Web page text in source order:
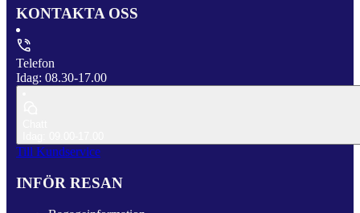
KONTAKTA OSS
Telefon
Idag: 08.30-17.00
Till Kundservice
INFÖR RESAN